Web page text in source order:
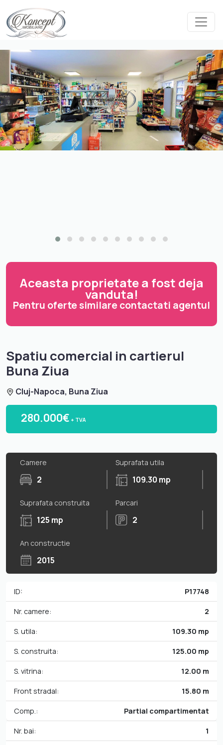
Aceasta proprietate a fost deja
vanduta!
Pentru oferte similare contactati agentul
Spatiu comercial in cartierul
Buna Ziua
Cluj-Napoca, Buna Ziua
280.000€ + TVA
Camere
2
Suprafata utila
109.30 mp
Suprafata construita
125 mp
Parcari
2
An constructie
2015
ID: P17748
Nr. camere: 2
S. utila: 109.30 mp
S. construita: 125.00 mp
S. vitrina: 12.00 m
Front stradal: 15.80 m
Comp.: Partial compartimentat
Nr. bai: 1